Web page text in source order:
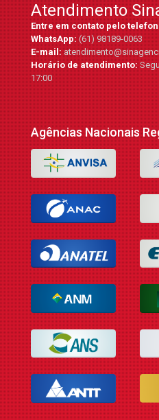
Atendimento
Entre em contato pelo
WhatsApp:(61) 98189-0063
E-mail:
Horário de atendimento:
17:00
Agências Nacionais